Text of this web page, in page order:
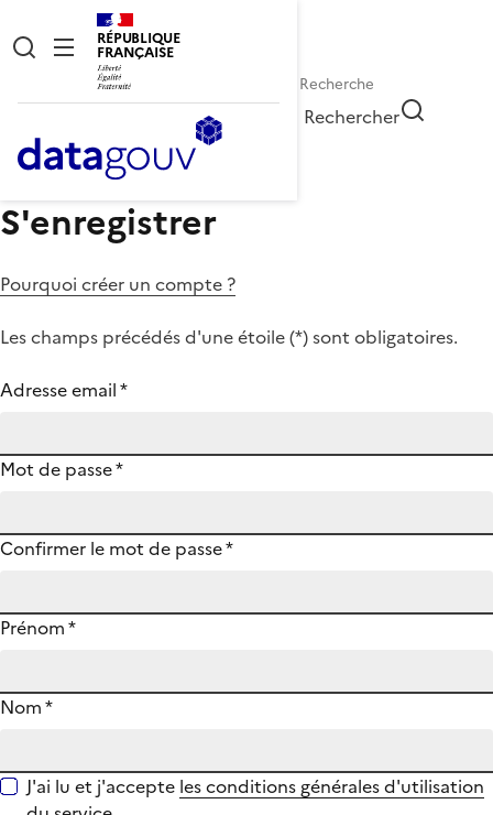
RÉPUBLIQUE
FRANÇAISE
Rechercher
S'enregistrer
Pourquoi créer un compte ?
Les champs précédés d'une étoile (*) sont obligatoires.
Adresse email*
Mot de passe*
Confirmer le mot de passe*
Prénom*
Nom*
J'ai lu et j'accepte les conditions générales d'utilisation